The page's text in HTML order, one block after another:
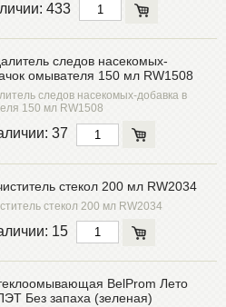
433
следов насекомых-
омывателя 150 мл RW1508
следов насекомых-добавка в
150 мл RW1508
37
стекол 200 мл RW2034
стекол 200 мл RW2034
15
BelProm Лето
Без запаха (зеленая)